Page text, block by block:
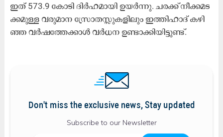
ഇ​ത് 573.9 കോ​ടി ദി​ര്‍ഹ​മാ​യി ഉ​യ​ര്‍ന്നു. ച​ര​ക്ക് നീ​ക്ക​മ​ട​
ക്ക​മു​ള്ള വ​രു​മാ​ന സ്രോ​ത​സ്സു​ക​ളി​ലും ഇ​ത്തി​ഹാ​ദ് ക​ഴി​
ഞ്ഞ വ​ര്‍ഷ​ത്തേ​ക്കാ​ള്‍ വ​ര്‍ധ​ന ഉ​ണ്ടാ​ക്കി​യി​ട്ടു​ണ്ട്.
Don't miss the exclusive news, Stay updated
Subscribe to our Newsletter